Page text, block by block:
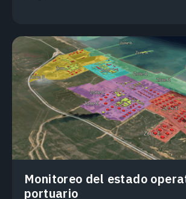
Monitoreo del estado
portuario